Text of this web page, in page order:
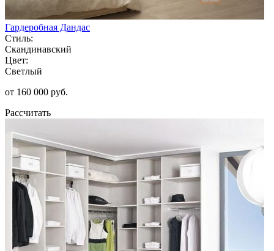
Гардеробная Дандас
Стиль:
Скандинавский
Цвет:
Светлый
от 160 000 руб.
Рассчитать